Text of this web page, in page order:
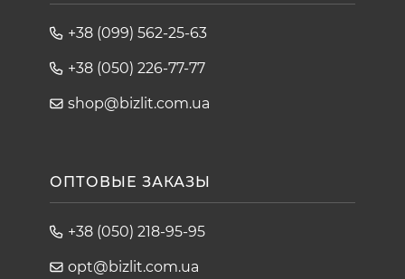
+38 (099) 562-25-63
+38 (050) 226-77-77
shop@bizlit.com.ua
ОПТОВЫЕ ЗАКАЗЫ
+38 (050) 218-95-95
opt@bizlit.com.ua